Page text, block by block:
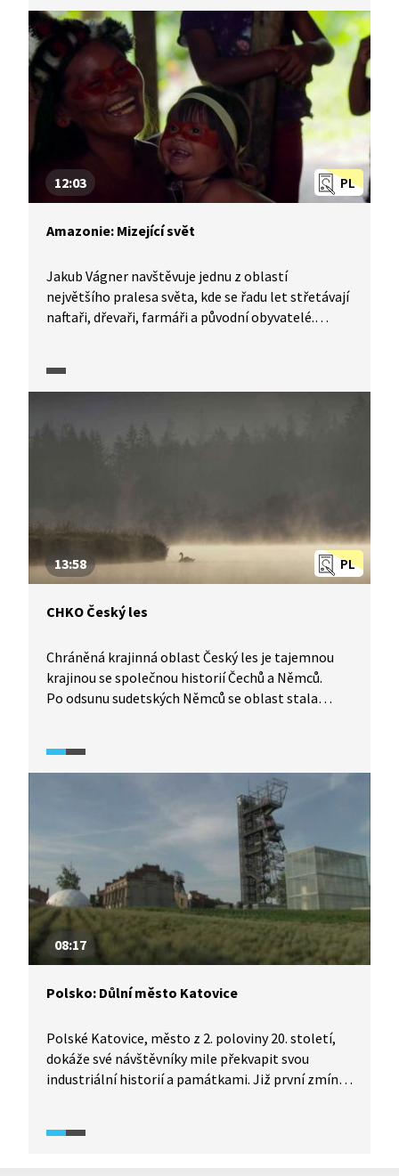
PL
12:03
Amazonie: Mizející svět
Jakub Vágner navštěvuje jednu z oblastí
největšího pralesa světa, kde se řadu let střetávají
naftaři, dřevaři, farmáři a původní obyvatelé.
Ekvádoru v Národním parku Yasuní, zavítal
za tyto nevratné změny může a jak zde dopadne
PL
13:58
CHKO Český les
Chráněná krajinná oblast Český les je tajemnou
krajinou se společnou historií Čechů a Němců.
Po odsunu sudetských Němců se oblast stala
pásmu, a proto se v ní zachovala nenarušená
příroda. Dochovaly se zde původní cenné bučiny,
vzácná rašeliniště nebo pestré květnaté louky
a pastviny. Dnes je to podle místních obyvatel
místo setkávání lidí z obou stran hranice.
08:17
Polsko: Důlní město Katovice
Polské Katovice, město z 2. poloviny 20. století,
dokáže své návštěvníky mile překvapit svou
industriální historií a památkami. Již první zmínky
železné rudy, ke které se později přidalo i černé